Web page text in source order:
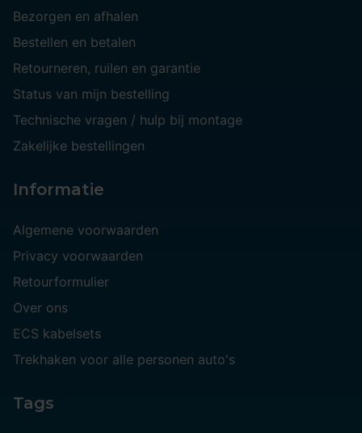
Bezorgen en afhalen
Bestellen en betalen
Retourneren, ruilen en garantie
Status van mijn bestelling
Technische vragen / hulp bij montage
Zakelijke bestellingen
Informatie
Algemene voorwaarden
Privacy voorwaarden
Retourformulier
Over ons
ECS kabelsets
Trekhaken voor alle personen auto's
Tags